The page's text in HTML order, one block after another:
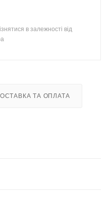
в залежності від
ТА ОПЛАТА